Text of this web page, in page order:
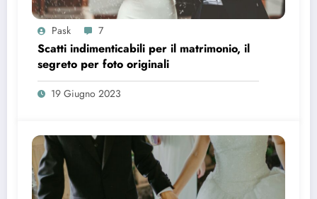
Pask 7
Scatti indimenticabili per il matrimonio, il
segreto per foto originali
19 Giugno 2023